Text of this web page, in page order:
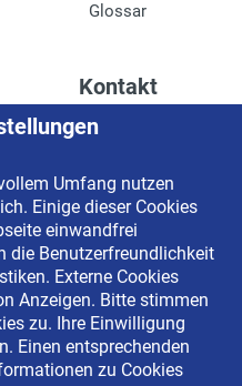
Glossar
Kontakt
Kontaktformular
Impressum
Datenschutzerklärung
Newsletter-Anmeldung
Umfang nutzen
Einige dieser Cookies
einwandfrei
die Benutzerfreundlichkeit
Externe Cookies
Anzeigen. Bitte stimmen
zu. Ihre Einwilligung
Einen entsprechenden
zu Cookies